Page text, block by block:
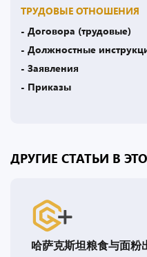
ТРУДОВЫЕ ОТНОШЕНИЯ
- Договора (трудовые)
- Должностные
- Заявления
- Приказы
ДРУГИЕ СТАТЬИ В
哈萨克斯坦粮食与面粉